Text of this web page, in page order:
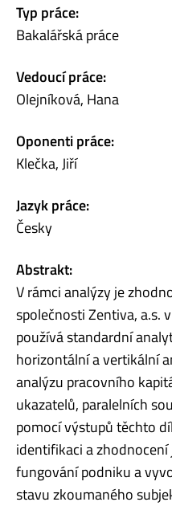
Typ práce:
Bakalářská práce
Vedoucí práce:
Olejníková, Hana
Oponenti práce:
Klečka, Jiří
Jazyk práce:
Česky
Abstrakt:
V rámci analýzy je
společnosti Zentiva, a.s.
používá standardní
horizontální a vertikální
analýzu pracovního
ukazatelů, paralelních
pomocí výstupů těchto
identifikaci a
fungování podniku a
stavu zkoumaného